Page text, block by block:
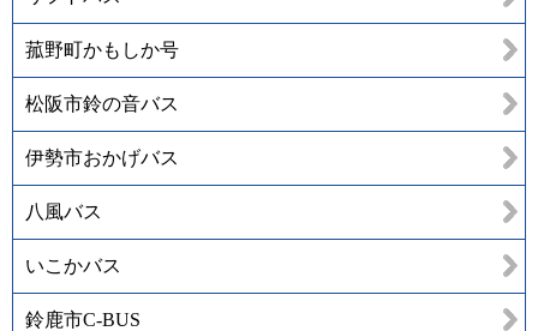
菰野町かもしか号
松阪市鈴の音バス
伊勢市おかげバス
八風バス
いこかバス
鈴鹿市C-BUS